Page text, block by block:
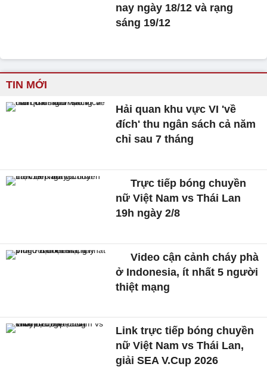
nay ngày 18/12 và rạng
sáng 19/12
TIN MỚI
Hải quan khu vực VI 'về
đích' thu ngân sách cả năm
chỉ sau 7 tháng
Trực tiếp bóng chuyền
nữ Việt Nam vs Thái Lan
19h ngày 2/8
Video cận cảnh cháy phà
ở Indonesia, ít nhất 5 người
thiệt mạng
Link trực tiếp bóng chuyền
nữ Việt Nam vs Thái Lan,
giải SEA V.Cup 2026